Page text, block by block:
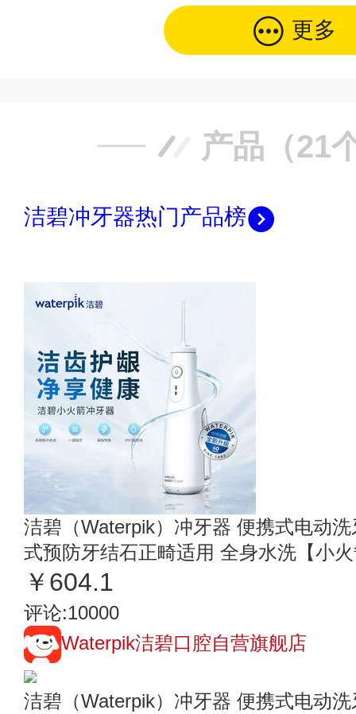
更多
产品（21
洁碧冲牙器热门产品榜
洁碧（Waterpik）冲牙器 便携式电动
式预防牙结石正畸适用 全身水洗【小
￥604.1
评论:10000
Waterpik洁碧口腔自营旗舰店
洁碧（Waterpik）冲牙器 便携式电动